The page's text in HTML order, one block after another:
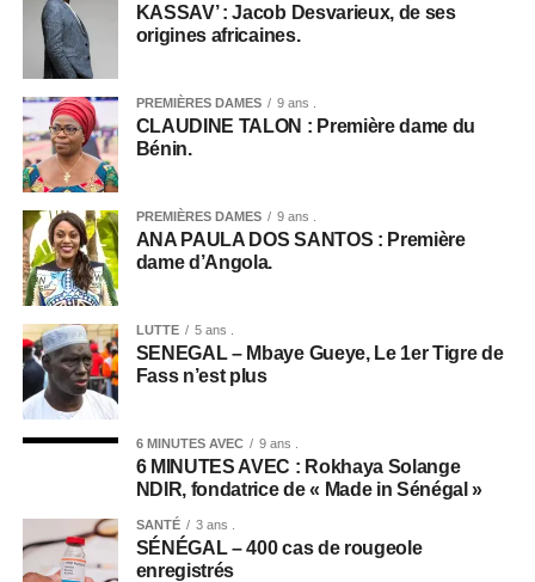
KASSAV’ : Jacob Desvarieux, de ses
origines africaines.
PREMIÈRES DAMES 9 ans .
CLAUDINE TALON : Première dame du
Bénin.
PREMIÈRES DAMES 9 ans .
ANA PAULA DOS SANTOS : Première
dame d’Angola.
LUTTE 5 ans .
SENEGAL – Mbaye Gueye, Le 1er Tigre de
Fass n’est plus
6 MINUTES AVEC 9 ans .
6 MINUTES AVEC : Rokhaya Solange
NDIR, fondatrice de « Made in Sénégal »
SANTÉ 3 ans .
SÉNÉGAL – 400 cas de rougeole
enregistrés